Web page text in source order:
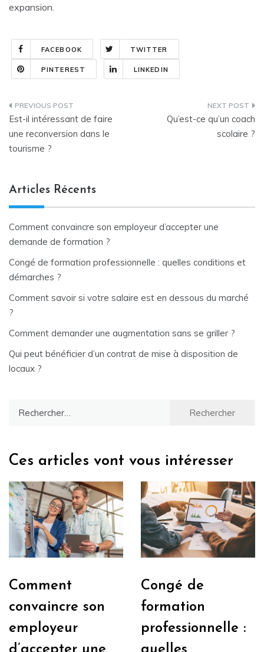
expansion.
FACEBOOK TWITTER
PINTEREST LINKEDIN
Navigation
de
l’article
Est-il intéressant de faire
une reconversion dans le
tourisme ?
Qu’est-ce qu’un coach
scolaire ?
Articles Récents
Comment convaincre son employeur d’accepter une
demande de formation ?
Congé de formation professionnelle : quelles conditions et
démarches ?
Comment savoir si votre salaire est en dessous du marché
?
Comment demander une augmentation sans se griller ?
Qui peut bénéficier d’un contrat de mise à disposition de
locaux ?
Ces articles vont vous intéresser
Comment
convaincre son
employeur
Congé de
formation
professionnelle :